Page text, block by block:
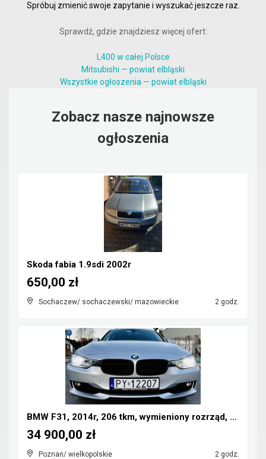
Spróbuj zmienić swoje zapytanie i wyszukać jeszcze raz.
Sprawdź, gdzie znajdziesz więcej ofert:
L400 w całej Polsce
Mitsubishi — powiat elbląski
Wszystkie ogłoszenia — powiat elbląski
Zobacz nasze najnowsze
ogłoszenia
Skoda fabia 1.9sdi 2002r
Sochaczew/ sochaczewski/ mazowieckie 2 godz.
650,00 zł
BMW F31, 2014r, 206 tkm, wymieniony rozrząd, pełen...
Poznań/ wielkopolskie 2 godz.
34 900,00 zł